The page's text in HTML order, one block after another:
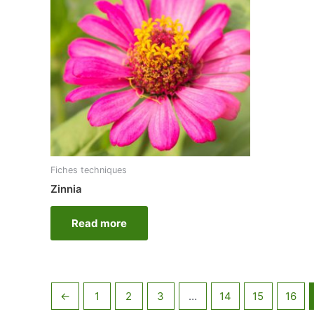
Fiches techniques
Zinnia
Read more
← 1 2 3 … 14 15 16